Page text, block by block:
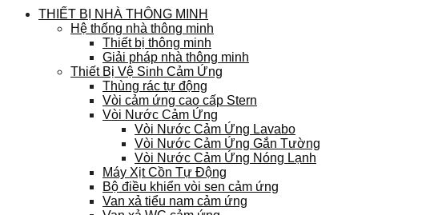
THIẾT BỊ NHÀ THÔNG MINH
Hệ thống nhà thông minh
Thiết bị thông minh
Giải pháp nhà thông minh
Thiết Bị Vệ Sinh Cảm Ứng
Thùng rác tự động
Vòi cảm ứng cao cấp Stern
Vòi Nước Cảm Ứng
Vòi Nước Cảm Ứng Lavabo
Vòi Nước Cảm Ứng Gắn Tường
Vòi Nước Cảm Ứng Nóng Lạnh
Máy Xịt Cồn Tự Động
Bộ điều khiển vòi sen cảm ứng
Van xả tiểu nam cảm ứng